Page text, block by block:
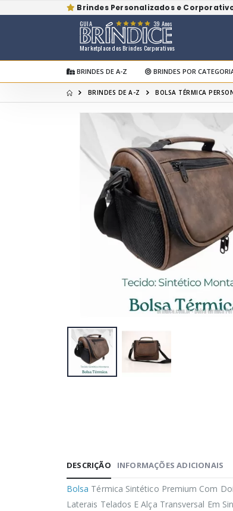
Brindes Personalizados e
Marketplace dos Brindes Corporativos
GUIA 39 Anos
BRINDES DE A-Z BRINDES POR
BRINDES DE A-Z BOLSA TÉRMICA
DESCRIÇÃO INFORMAÇÕES ADICIONAIS
Bolsa Térmica Sintético Premium Com
Laterais Telados E Alça Transversal Em